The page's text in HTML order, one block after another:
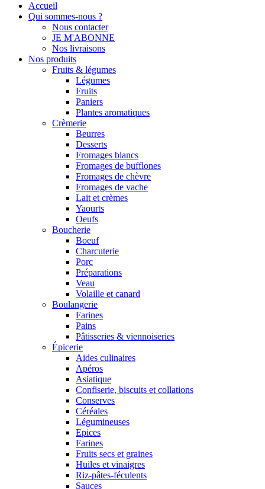
Accueil
Qui sommes-nous ?
Nous contacter
JE M'ABONNE
Nos livraisons
Nos produits
Fruits & légumes
Légumes
Fruits
Paniers
Plantes aromatiques
Crèmerie
Beurres
Desserts
Fromages blancs
Fromages de bufflones
Fromages de chèvre
Fromages de vache
Lait et crèmes
Yaourts
Oeufs
Boucherie
Boeuf
Charcuterie
Porc
Préparations
Veau
Volaille et canard
Boulangerie
Farines
Pains
Pâtisseries & viennoiseries
Épicerie
Aides culinaires
Apéros
Asiatique
Confiserie, biscuits et collations
Conserves
Céréales
Légumineuses
Epices
Farines
Fruits secs et graines
Huiles et vinaigres
Riz-pâtes-féculents
Sauces